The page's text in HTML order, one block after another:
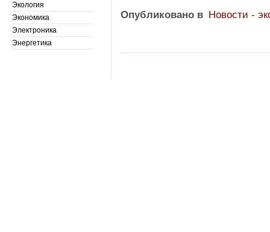
Опубликовано в Новости -
Экология
Экономика
Электроника
Энергетика